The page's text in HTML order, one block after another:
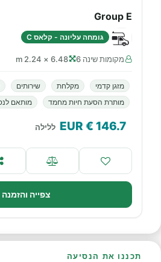
Group E
גומחה עליונה - קלאס C
מקומות שינה 6 6.48 × 2.24 m
מזגן קדמי מקלחת שירותים
מותרת הסעת חיות מחמד
מותאם
146.7
€ EUR ללילה
צפייה והזמנה
תכננו את הנסיעה